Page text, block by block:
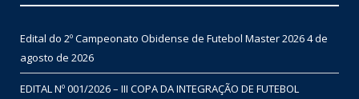
Edital do 2º Campeonato Obidense de Futebol Master 20264 de
agosto de 2026
EDITAL Nº 001/2026 – III COPA DA INTEGRAÇÃO DE FUTEBOL